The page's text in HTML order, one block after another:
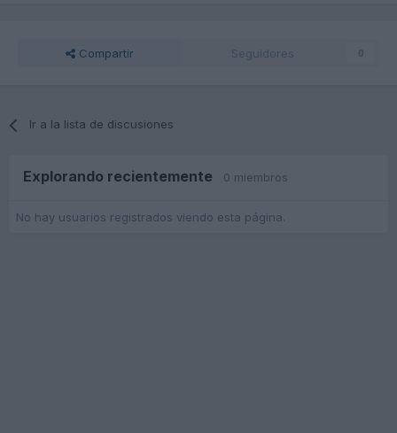
Compartir Seguidores 0
Ir a la lista de discusiones
Explorando recientemente 0 miembros
No hay usuarios registrados viendo esta página.